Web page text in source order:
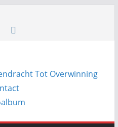
Tot Overwinning